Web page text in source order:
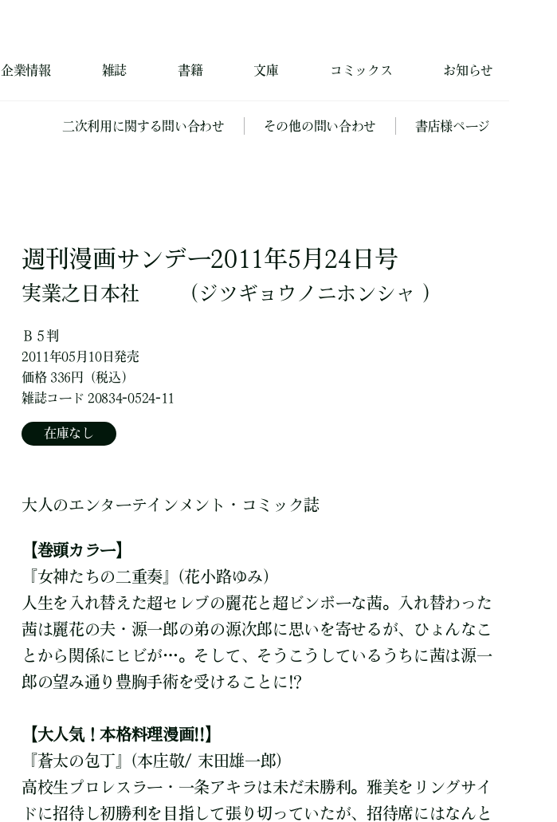
企業情報 雑誌 書籍 文庫 コミックス お知らせ
二次利用に関する問い合わせ その他の問い合わせ 書店様ページ
週刊漫画サンデー2011年5月24日号
実業之日本社 （ジツギョウノニホンシャ ）
Ｂ５判
2011年05月10日発売
価格 336円（税込）
雑誌コード 20834-0524-11
在庫なし
大人のエンターテインメント・コミック誌
【巻頭カラー】
『女神たちの二重奏』(花小路ゆみ)
人生を入れ替えた超セレブの麗花と超ビンボーな茜。入れ替わった
茜は麗花の夫・源一郎の弟の源次郎に思いを寄せるが、ひょんなこ
とから関係にヒビが…。そして、そうこうしているうちに茜は源一
郎の望み通り豊胸手術を受けることに!?
【大人気！本格料理漫画!!】
『蒼太の包丁』(本庄敬/ 末田雄一郎)
高校生プロレスラー・一条アキラは未だ未勝利。雅美をリングサイ
ドに招待し初勝利を目指して張り切っていたが、招待席にはなんと